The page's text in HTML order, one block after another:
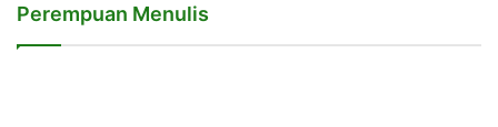
Perempuan Menulis